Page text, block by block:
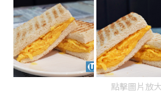
點擊圖片放大